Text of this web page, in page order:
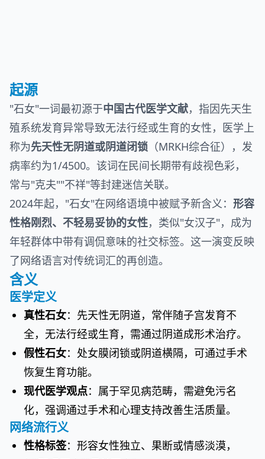
起源
"石女"一词最初源于中国古代医学文献，指因先天生
殖系统发育异常导致无法行经或生育的女性，医学上
称为先天性无阴道或阴道闭锁 （MRKH综合征），发
病率约为1/4500。该词在民间长期带有歧视色彩，
常与"克夫""不祥"等封建迷信关联。
2024年起，"石女"在网络语境中被赋予新含义： 形容
性格刚烈、不轻易妥协的女性，类似"女汉子"，成为
年轻群体中带有调侃意味的社交标签。这一演变反映
了网络语言对传统词汇的再创造。
含义
医学定义
真性石女：先天性无阴道，常伴随子宫发育不
全，无法行经或生育，需通过阴道成形术治疗。
假性石女：处女膜闭锁或阴道横隔，可通过手术
恢复生育功能。
现代医学观点：属于罕见病范畴，需避免污名
化，强调通过手术和心理支持改善生活质量。
网络流行义
性格标签：形容女性独立、果断或情感淡漠，